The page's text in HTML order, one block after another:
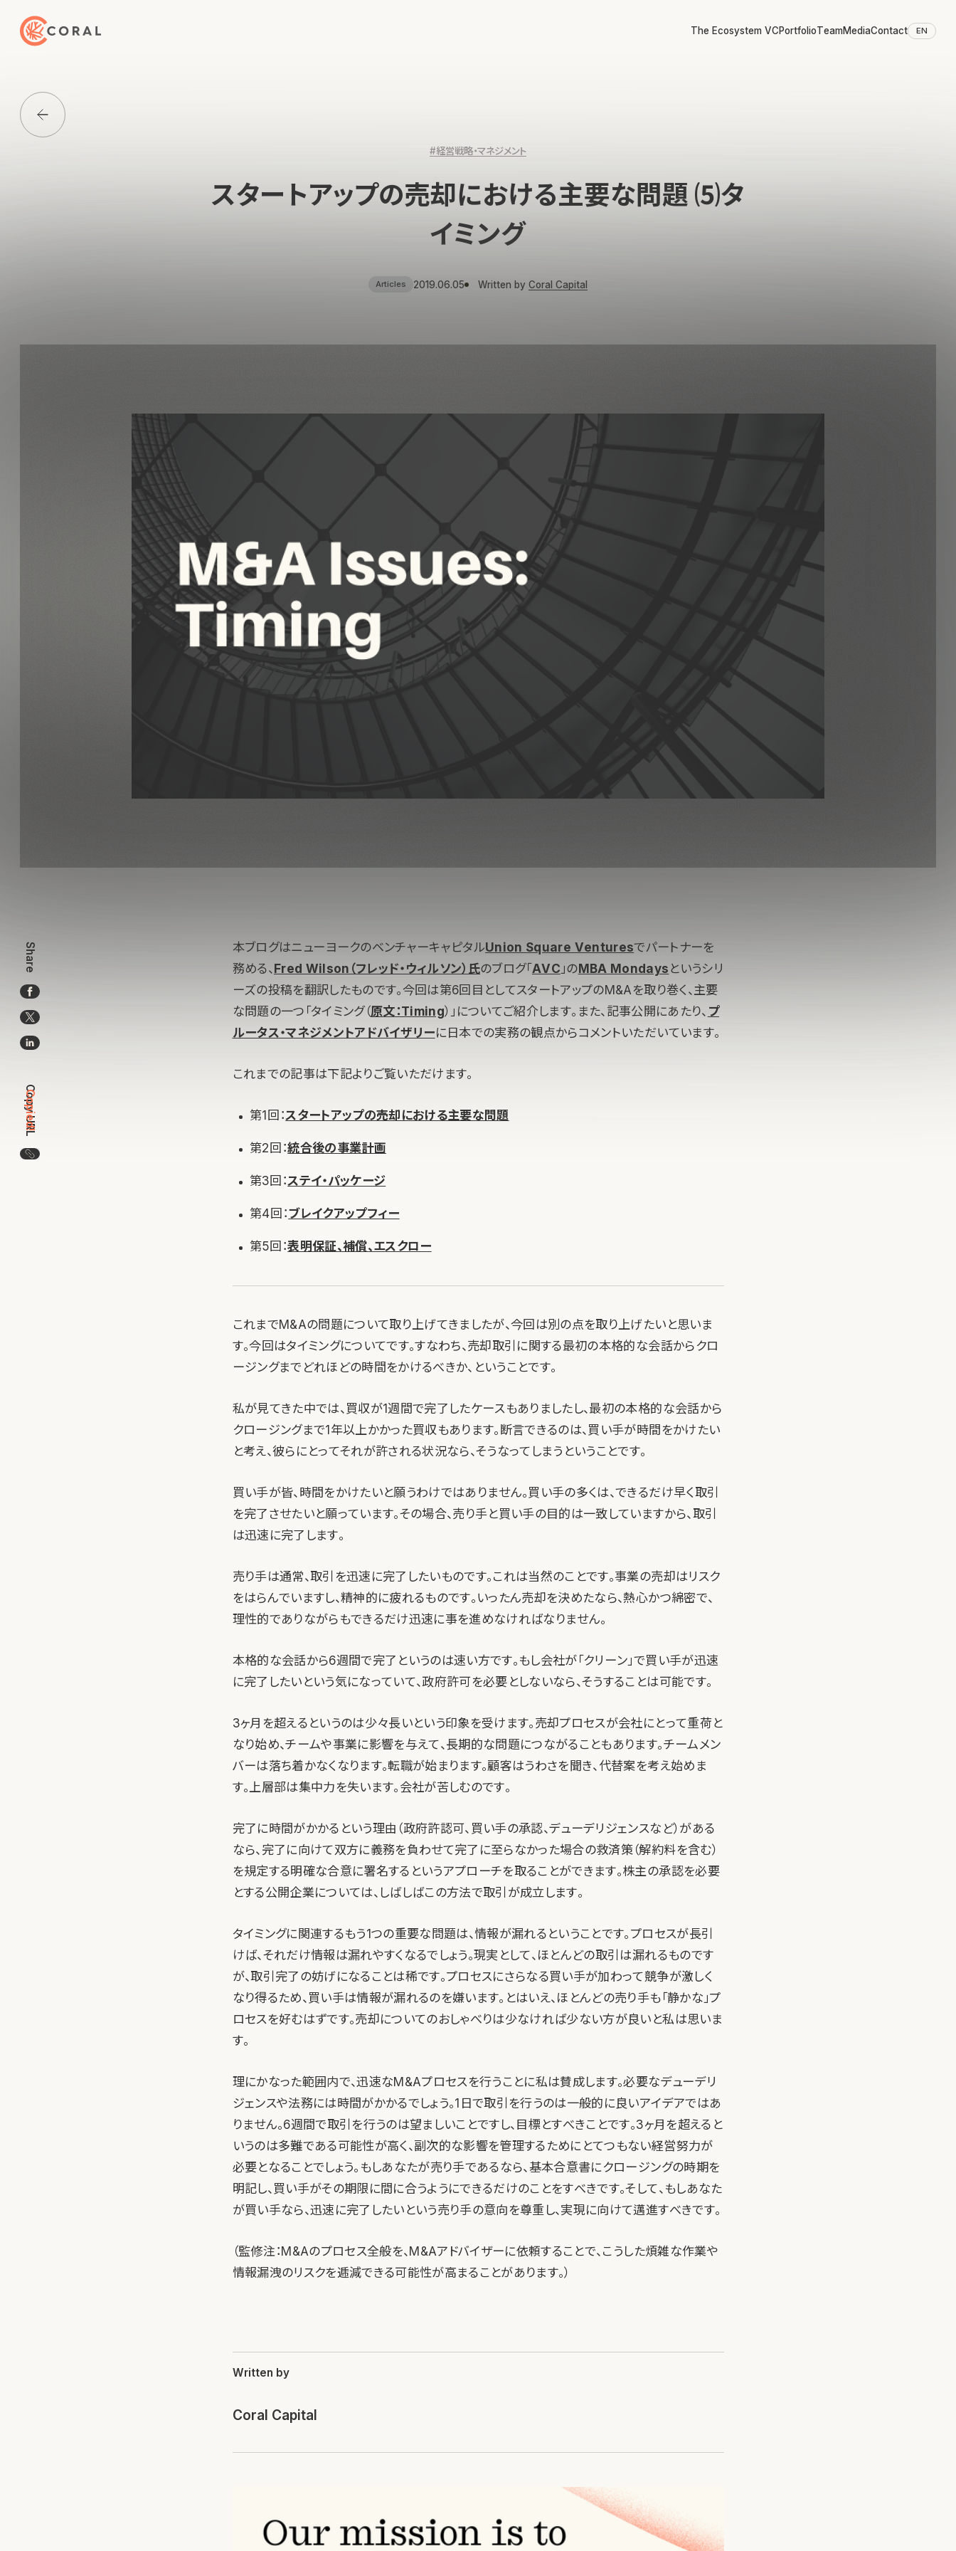
トップページへ戻る
The Ecosystem VCPortfolioTeamMediaContact EN
Media一覧に戻る
#経営戦略・マネジメント
スタートアップの売却における主要な問題 ⑸タ
イミング
Articles 2019.06.05 Written by Coral Capital
Share
Copy URL
Copied!
この記事のURLをコピー
本ブログはニューヨークのベンチャーキャピタルUnion Square Venturesでパートナーを
務める、Fred Wilson（フレッド・ウィルソン）氏のブログ「AVC 」のMBA Mondaysというシリ
ーズの投稿を翻訳したものです。今回は第6回目としてスタートアップのM&Aを取り巻く、主要
な問題の一つ「タイミング（原文：Timing）」についてご紹介します。また、記事公開にあたり、 プ
ルータス・マネジメントアドバイザリーに日本での実務の観点からコメントいただいています。
これまでの記事は下記よりご覧いただけます。
第1回：スタートアップの売却における主要な問題
第2回：統合後の事業計画
第3回：ステイ・パッケージ
第4回：ブレイクアップフィー
第5回：表明保証、補償、エスクロー
これまでM&Aの問題について取り上げてきましたが、今回は別の点を取り上げたいと思いま
す。今回はタイミングについてです。すなわち、売却取引に関する最初の本格的な会話からクロ
ージングまでどれほどの時間をかけるべきか、ということです。
私が見てきた中では、買収が1週間で完了したケースもありましたし、最初の本格的な会話から
クロージングまで1年以上かかった買収もあります。断言できるのは、買い手が時間をかけたい
と考え、彼らにとってそれが許される状況なら、そうなってしまうということです。
買い手が皆、時間をかけたいと願うわけではありません。買い手の多くは、できるだけ早く取引
を完了させたいと願っています。その場合、売り手と買い手の目的は一致していますから、取引
は迅速に完了します。
売り手は通常、取引を迅速に完了したいものです。これは当然のことです。事業の売却はリスク
をはらんでいますし、精神的に疲れるものです。いったん売却を決めたなら、熱心かつ綿密で、
理性的でありながらもできるだけ迅速に事を進めなければなりません。
本格的な会話から6週間で完了というのは速い方です。もし会社が「クリーン」で買い手が迅速
に完了したいという気になっていて、政府許可を必要としないなら、そうすることは可能です。
3ヶ月を超えるというのは少々長いという印象を受けます。売却プロセスが会社にとって重荷と
なり始め、チームや事業に影響を与えて、長期的な問題につながることもあります。チームメン
バーは落ち着かなくなります。転職が始まります。顧客はうわさを聞き、代替案を考え始めま
す。上層部は集中力を失います。会社が苦しむのです。
完了に時間がかかるという理由（政府許認可、買い手の承認、デューデリジェンスなど）がある
なら、完了に向けて双方に義務を負わせて完了に至らなかった場合の救済策（解約料を含む）
を規定する明確な合意に署名するというアプローチを取ることができます。株主の承認を必要
とする公開企業については、しばしばこの方法で取引が成立します。
タイミングに関連するもう1つの重要な問題は、情報が漏れるということです。プロセスが長引
けば、それだけ情報は漏れやすくなるでしょう。現実として、ほとんどの取引は漏れるものです
が、取引完了の妨げになることは稀です。プロセスにさらなる買い手が加わって競争が激しく
なり得るため、買い手は情報が漏れるのを嫌います。とはいえ、ほとんどの売り手も「静かな」プ
ロセスを好むはずです。売却についてのおしゃべりは少なければ少ない方が良いと私は思いま
す。
理にかなった範囲内で、迅速なM&Aプロセスを行うことに私は賛成します。必要なデューデリ
ジェンスや法務には時間がかかるでしょう。1日で取引を行うのは一般的に良いアイデアではあ
りません。6週間で取引を行うのは望ましいことですし、目標とすべきことです。3ヶ月を超えると
いうのは多難である可能性が高く、副次的な影響を管理するためにとてつもない経営努力が
必要となることでしょう。もしあなたが売り手であるなら、基本合意書にクロージングの時期を
明記し、買い手がその期限に間に合うようにできるだけのことをすべきです。そして、もしあなた
が買い手なら、迅速に完了したいという売り手の意向を尊重し、実現に向けて邁進すべきです。
（監修注：M&Aのプロセス全般を、M&Aアドバイザーに依頼することで、こうした煩雑な作業や
情報漏洩のリスクを逓減できる可能性が高まることがあります。）
Written by
Coral Capital